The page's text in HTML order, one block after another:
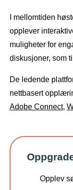
I mellomtiden
opplever
muligheter for
diskusjoner, som
De ledende
nettbasert
Adobe Connect,
Opplev